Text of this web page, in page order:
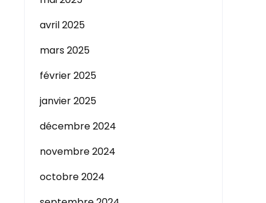
avril 2025
mars 2025
février 2025
janvier 2025
décembre 2024
novembre 2024
octobre 2024